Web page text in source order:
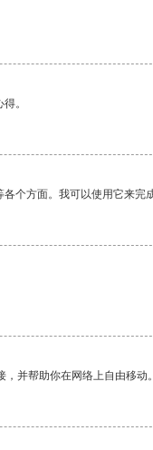
。
个方面。我可以使用它来完
并帮助你在网络上自由移动。